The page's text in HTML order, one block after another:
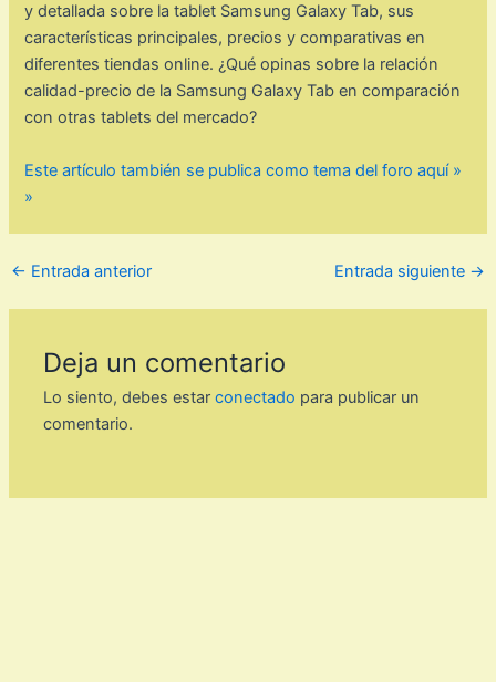
y detallada sobre la tablet Samsung Galaxy Tab, sus
características principales, precios y comparativas en
diferentes tiendas online. ¿Qué opinas sobre la relación
calidad-precio de la Samsung Galaxy Tab en comparación
con otras tablets del mercado?
Este artículo también se publica como tema del foro aquí »
»
← Entrada anterior Entrada siguiente →
Deja un comentario
Lo siento, debes estarconectado para publicar un
comentario.